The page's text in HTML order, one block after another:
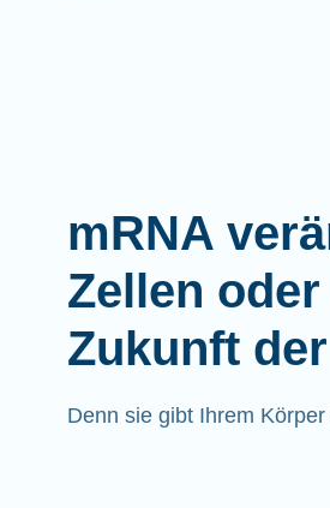
mRNA
Zellen
Zukunft
Denn sie gibt Ihrem